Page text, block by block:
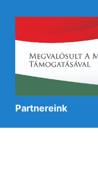
Partnereink